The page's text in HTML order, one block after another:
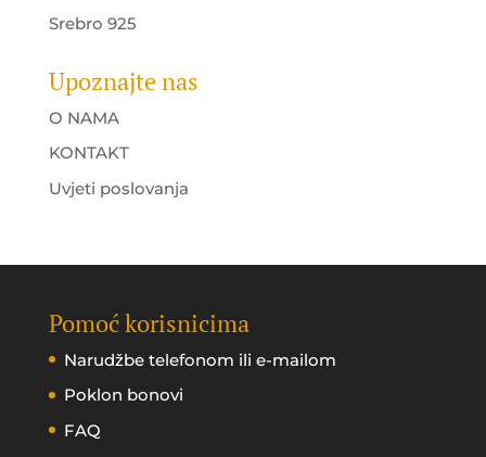
Srebro 925
Upoznajte nas
O NAMA
KONTAKT
Uvjeti poslovanja
Pomoć korisnicima
Narudžbe telefonom ili e-mailom
Poklon bonovi
FAQ